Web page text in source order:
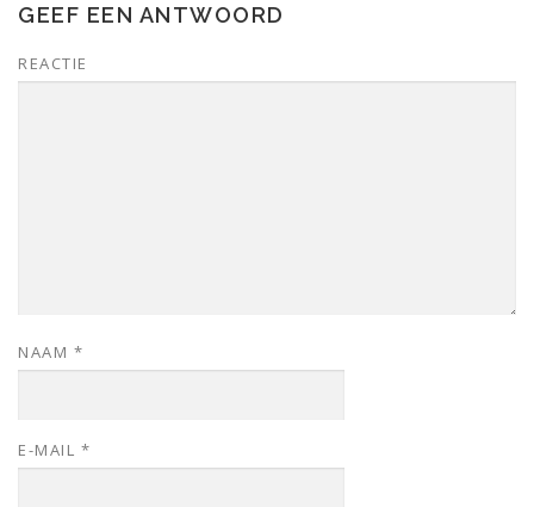
GEEF EEN ANTWOORD
REACTIE
NAAM *
E-MAIL *